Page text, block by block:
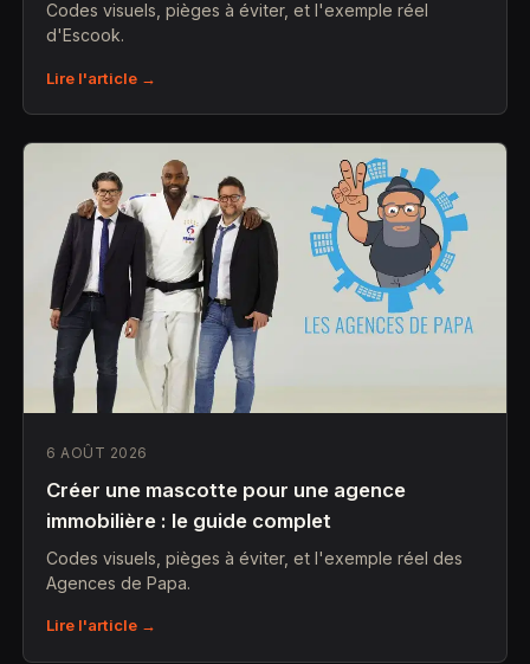
Codes visuels, pièges à éviter, et l'exemple réel
d'Escook.
Lire l'article →
6 AOÛT 2026
Créer une mascotte pour une agence
immobilière : le guide complet
Codes visuels, pièges à éviter, et l'exemple réel des
Agences de Papa.
Lire l'article →